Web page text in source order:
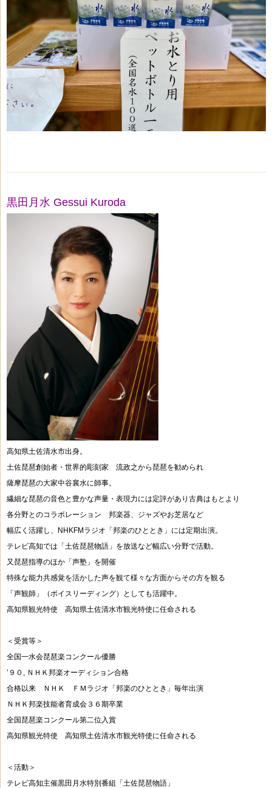
黒田月水 Gessui Kuroda
高知県土佐清水市出身。
土佐琵琶創始者・世界的彫刻家 流政之から琵琶を勧められ
薩摩琵琶の大家中谷襄水に師事。
繊細な琵琶の音色と豊かな声量・表現力には定評があり古典はもとより
各分野とのコラボレーション 邦楽器、ジャズやお芝居など
幅広く活躍し、NHKFMラジオ「邦楽のひととき」には定期出演。
テレビ高知では「土佐琵琶物語」を放送など幅広い分野で活動。
又琵琶指導のほか「声塾」を開催
特殊な能力共感覚を活かした声を観て様々な方面からその方を観る
「声観師」（ボイスリーディング）としても活躍中。
高知県観光特使 高知県土佐清水市観光特使に任命される
＜受賞等＞
全国一水会琵琶楽コンクール優勝
’９０, ＮＨＫ邦楽オーディション合格
合格以来 ＮＨＫ ＦＭラジオ「邦楽のひととき」毎年出演
ＮＨＫ邦楽技能者育成会３６期卒業
全国琵琶楽コンクール第二位入賞
高知県観光特使 高知県土佐清水市観光特使に任命される
＜活動＞
テレビ高知主催黒田月水特別番組「土佐琵琶物語」